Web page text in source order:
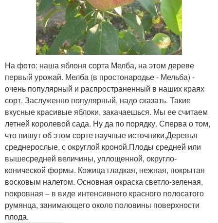
На фото: наша яблоня сорта Мелба, на этом дереве
первый урожай. Мелба (в простонародье - Мельба) -
очень популярный и распространенный в наших краях
сорт. Заслуженно популярный, надо сказать. Такие
вкусные красивые яблоки, закачаешься. Мы ее считаем
летней королевой сада. Ну да по порядку. Сперва о том,
что пишут об этом сорте научные источники.Деревья
среднерослые, с округлой кроной.Плоды средней или
вышесредней величины, уплощенной, округло-
конической формы. Кожица гладкая, нежная, покрытая
восковым налетом. Основная окраска светло-зеленая,
покровная – в виде интенсивного красного полосатого
румянца, занимающего около половины поверхности
плода.